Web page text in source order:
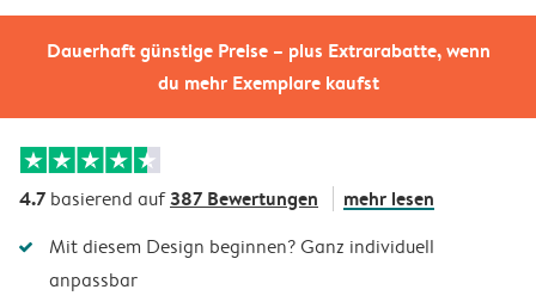
Dauerhaft günstige Preise – plus Extrarabatte, wenn
du mehr Exemplare kaufst
4.7 basierend auf387 Bewertungen mehr lesen
Mit diesem Design beginnen? Ganz individuell
anpassbar